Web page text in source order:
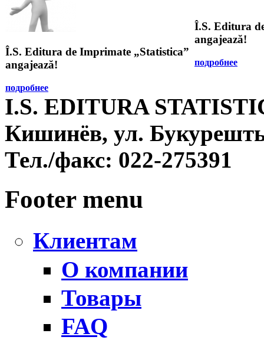
Î.S. Editura de Imprimate „Statistica”
angajează!
подробнее
Î.S. Editura
angajează!
подробнее
I.S. EDITURA
Кишинёв, ул.
Тел./факс: 022-275391
Footer menu
Клиентам
О компании
Товары
FAQ